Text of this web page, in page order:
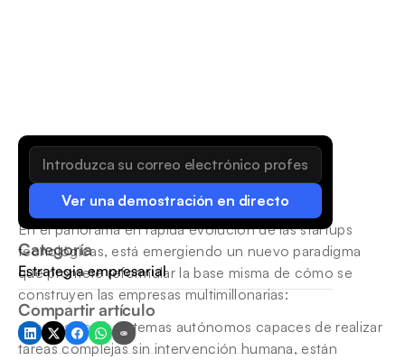
Ver una demostración en directo
Categoría
Estrategia empresarial
Compartir artículo
En el panorama en rápida evolución de las startups
tecnológicas, está emergiendo un nuevo paradigma
que promete reformular la base misma de cómo se
construyen las empresas multimillonarias:
agentes de IA, sistemas autónomos capaces de realizar
tareas complejas sin intervención humana, están